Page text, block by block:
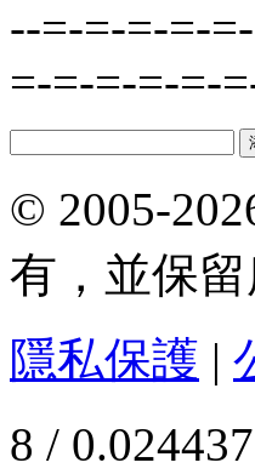
--=-=-=-=-
=-=-=-=-=-
© 2005-
有，並保留
隱私保護 |
8 /